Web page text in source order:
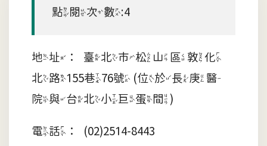
點閱次數:4
地址：臺北市松山區敦化
北路155巷76號 (位於長庚醫
院與台北小巨蛋間)
電話：(02)2514-8443